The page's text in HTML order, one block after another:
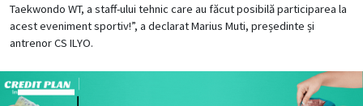
Taekwondo WT, a staff-ului tehnic care au făcut posibilă participarea la
acest eveniment sportiv!”, a declarat Marius Muti, președinte și
antrenor CS ILYO.